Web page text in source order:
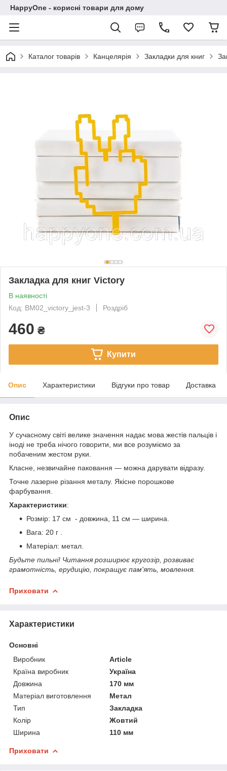
HappyOne - корисні товари для дому
Каталог товарів Канцелярія Закладки для книг
Закладка для книг Victory
В наявності
Код: BM02_victory_jest-3
Роздріб
460 ₴
Купити
Опис Характеристики Відгуки про товар Доставка
Опис
У сучасному світі велике значення надає мова жестів пальців і
іноді не треба нічого говорити, ми все розуміємо за
побаченим жестом руки.
Класне, незвичайне паковання — можна дарувати відразу.
Точне лазерне різання металу. Якісне порошкове
фарбування.
Характеристики:
Розмір: 17 см - довжина, 11 см — ширина.
Вага: 20 г .
Матеріал: метал.
Будьте пильні! Читання розширює кругозір, розвиває
грамотність, ерудицію, покращує пам'ять, мовлення.
Приховати
Характеристики
Основні
Виробник
Article
Країна виробник
Україна
Довжина
170 мм
Матеріал виготовлення
Метал
Тип
Закладка
Колір
Жовтий
Ширина
110 мм
Приховати